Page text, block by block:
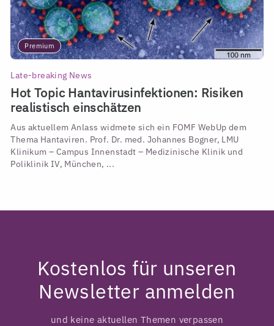
Premium
Late-breaking News
Hot Topic Hantavirusinfektionen: Risiken
realistisch einschätzen
Aus aktuellem Anlass widmete sich ein FOMF WebUp dem
Thema Hantaviren. Prof. Dr. med. Johannes Bogner, LMU
Klinikum – Campus Innenstadt – Medizinische Klinik und
Poliklinik IV, München, ...
Kostenlos für unseren
Newsletter anmelden
und keine aktuellen Themen verpassen